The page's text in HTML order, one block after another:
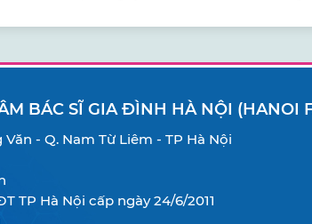
viêm gan, xơ gan, suy thận, suy
mạch…để kịp thời chữa trị.
vụ xét
BÁC SĨ GIA ĐÌNH HÀ NỘI (HANOI
- Q. Nam Từ Liêm - TP Hà Nội
TP Hà Nội cấp ngày 24/6/2011